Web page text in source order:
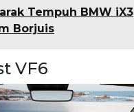
Tempuh BMW iX3
Borjuis
VF6